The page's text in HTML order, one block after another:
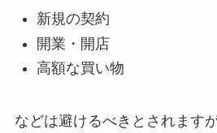
新規の契約
開業・開店
高額な買い物
などは避けるべきとされます